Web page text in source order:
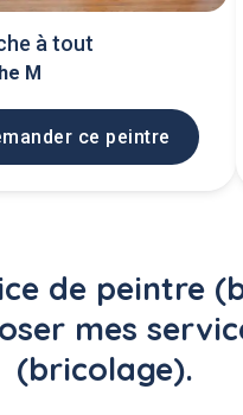
à tout
M
ce peintre
de peintre
mes
(bricolage).